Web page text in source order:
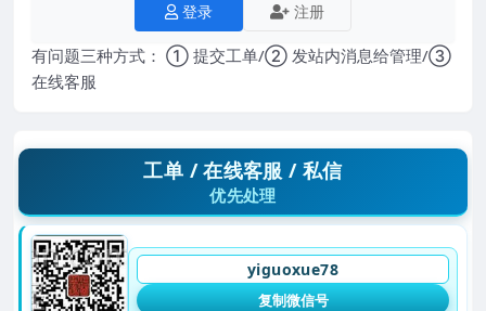
登录 注册
有问题三种方式： ① 提交工单/② 发站内消息给管理/③
在线客服
工单 / 在线客服 / 私信
优先处理
yiguoxue78
复制微信号